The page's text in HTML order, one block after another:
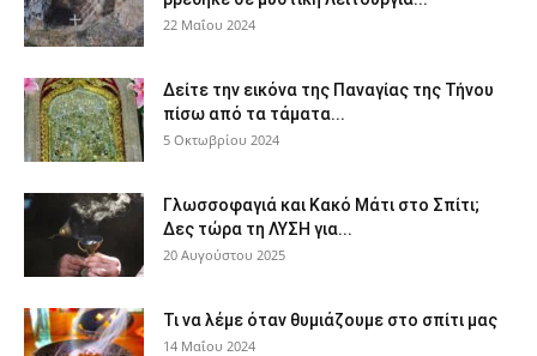
22 Μαΐου 2024
Δείτε την εικόνα της Παναγίας της Τήνου
πίσω από τα τάματα...
5 Οκτωβρίου 2024
Γλωσσοφαγιά και Κακό Μάτι στο Σπίτι;
Δες τώρα τη ΛΥΣΗ για...
20 Αυγούστου 2025
Τι να λέμε όταν θυμιάζουμε στο σπίτι μας
14 Μαΐου 2024